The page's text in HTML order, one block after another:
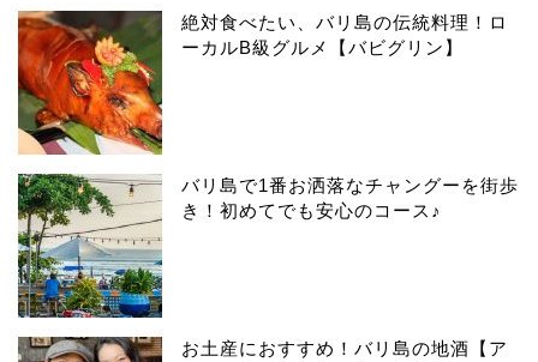
絶対食べたい、バリ島の伝統料理！ロ
ーカルB級グルメ【バビグリン】
バリ島で1番お洒落なチャングーを街歩
き！初めてでも安心のコース♪
お土産におすすめ！バリ島の地酒【ア